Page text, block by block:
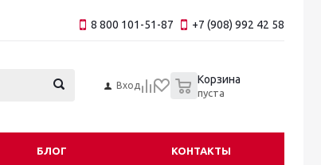
8 800 101-51-87 +7 (908) 992 42 58
Вход Корзина
пуста
БЛОГ КОНТАКТЫ